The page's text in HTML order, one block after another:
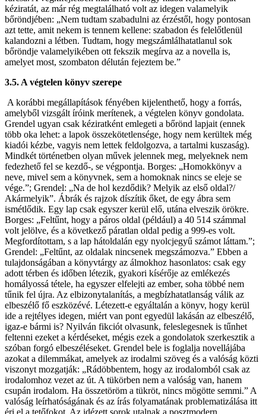
kéziratát, az már rég megtalálható volt az idegen valamelyik
bőröndjében: „Nem tudtam szabadulni az érzéstől, hogy pontosan
azt tette, amit nekem is tennem kellene: szabadon és felelőtlenül
kalandozni a létben. Tudtam, hogy megszámlálhatatlanul sok
bőröndje valamelyikében ott fekszik megírva az a novella is,
amelyet most, szombaton délután fejeztem be.”
3.5. A végtelen könyv szerepe
A korábbi megállapítások fényében kijelenthető, hogy a forrás,
amelyből vizsgált íróink merítenek, a végtelen könyv gondolata.
Grendel ugyan csak kéziratként emlegeti a bőrönd lapjait (ennek
több oka lehet: a lapok összekötetlensége, hogy nem kerültek még
kiadói kézbe, vagyis nem lettek feldolgozva, a tartalmi kuszaság).
Mindkét történetben olyan művek jelennek meg, melyeknek nem
fedezhető fel se kezdő-, se végpontja. Borges: „Homokkönyv a
neve, mivel sem a könyvnek, sem a homoknak nincs se eleje se
vége.”; Grendel: „Na de hol kezdődik? Melyik az első oldal?/
Akármelyik”. Ábrák és rajzok díszítik őket, de egy ábra sem
ismétlődik. Egy lap csak egyszer kerül elő, utána elveszik örökre.
Borges: „Feltűnt, hogy a páros oldal (például) a 40 514 számmal
volt jelölve, és a következő páratlan oldal pedig a 999-es volt.
Megfordítottam, s a lap hátoldalán egy nyolcjegyű számot láttam.”;
Grendel: „Feltűnt, az oldalak nincsenek megszámozva.” Ebben a
tulajdonságában a könyvtárgy az álmokhoz hasonlatos: csak egy
adott térben és időben létezik, gyakori kísérője az emlékezés
homályossá tétele, ha egyszer elfelejti az ember, soha többé nem
tűnik fel újra. Az elbizonytalanítás, a megbízhatatlanság válik az
elbeszélő fő eszközévé. Létezett-e egyáltalán a könyv, hogy kerül
ide a rejtélyes idegen, miért van pont egyedül lakásán az elbeszélő,
igaz-e bármi is? Nyilván fikciót olvasunk, feleslegesnek is tűnhet
feltenni ezeket a kérdéseket, mégis ezek a gondolatok szerkesztik a
szóban forgó elbeszéléseket. Grendel bele is foglalja novellájába
azokat a dilemmákat, amelyek az irodalmi szöveg és a valóság közti
viszonyt mozgatják: „Rádöbbentem, hogy az irodalomból csak az
irodalomhoz vezet az út. A tükörben nem a valóság van, hanem
csupán irodalom. Ha összetöröm a tükröt, nincs mögötte semmi.” A
valóság leírhatóságának és az írás folyamatának problematizálása itt
éri el a tetőfokot. Az idézett sorok utalnak a posztmodern